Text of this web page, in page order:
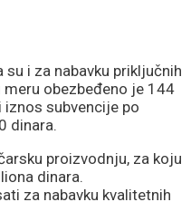
i za nabavku priključnih
obezbeđeno je 144
subvencije po
dinara.
proizvodnju, za koju
dinara.
za nabavku kvalitetnih